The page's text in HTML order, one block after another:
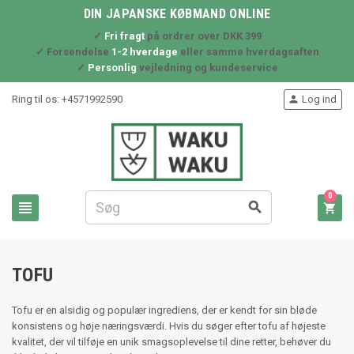
DIN JAPANSKE KØBMAND ONLINE
✓ Fri fragtpå ordrer over DKK 399
✓ Forsendelse 1-2 hverdage eller samme hverdagsaften
✓ Personlig vejledning og kundeservice
Ring til os: +4571992590
 
 Log ind

0
TOFU
Tofu er en alsidig og populær ingrediens, der er kendt for sin bløde
konsistens og høje næringsværdi. Hvis du søger efter tofu af højeste
kvalitet, der vil tilføje en unik smagsoplevelse til dine retter, behøver du